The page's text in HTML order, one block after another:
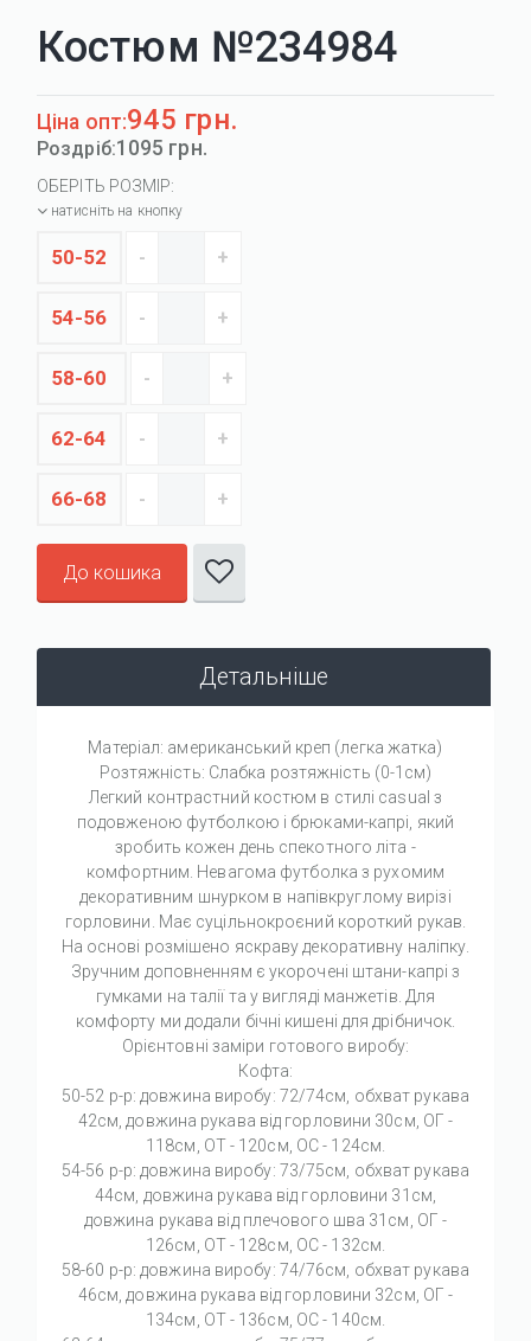
Костюм №234984
Ціна опт:945 грн.
Роздріб:1095 грн.
ОБЕРІТЬ РОЗМІР:
натисніть на кнопку
50-52
54-56
58-60
62-64
66-68
До кошика
Детальніше
Матеріал: американський креп (легка жатка)
Розтяжність: Слабка розтяжність (0-1см)
Легкий контрастний костюм в стилі casual з
подовженою футболкою і брюками-капрі, який
зробить кожен день спекотного літа -
комфортним. Невагома футболка з рухомим
декоративним шнурком в напівкруглому вирізі
горловини. Має суцільнокроєний короткий рукав.
На основі розмішено яскраву декоративну наліпку.
Зручним доповненням є укорочені штани-капрі з
гумками на талії та у вигляді манжетів. Для
комфорту ми додали бічні кишені для дрібничок.
Орієнтовні заміри готового виробу:
Кофта:
50-52 р-р: довжина виробу: 72/74см, обхват рукава
42см, довжина рукава від горловини 30см, ОГ -
118см, ОТ - 120см, OC - 124см.
54-56 р-р: довжина виробу: 73/75см, обхват рукава
44см, довжина рукава від горловини 31см,
довжина рукава від плечового шва 31см, ОГ -
126см, ОТ - 128см, OC - 132см.
58-60 р-р: довжина виробу: 74/76см, обхват рукава
46см, довжина рукава від горловини 32см, ОГ -
134см, ОТ - 136см, OC - 140см.